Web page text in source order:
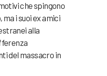
che spingono
ma i suoi ex amici
alla
del massacro in